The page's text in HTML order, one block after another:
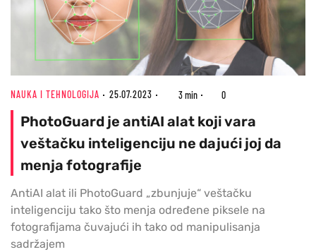
NAUKA I TEHNOLOGIJA 25.07.2023 3 min 0
PhotoGuard je antiAI alat koji vara
veštačku inteligenciju ne dajući joj da
menja fotografije
AntiAI alat ili PhotoGuard „zbunjuje“ veštačku
inteligenciju tako što menja određene piksele na
fotografijama čuvajući ih tako od manipulisanja
sadržajem